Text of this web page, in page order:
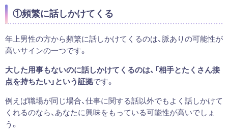
①頻繁に話しかけてくる
年上男性の方から頻繁に話しかけてくるのは、脈ありの可能性が
高いサインの一つです。
大した用事もないのに話しかけてくるのは、「相手とたくさん接
点を持ちたい」という証拠です。
例えば職場が同じ場合、仕事に関する話以外でもよく話しかけて
くれるのなら、あなたに興味をもっている可能性が高いでしょ
う。